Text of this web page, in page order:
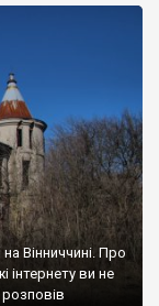
Вінниччині. Про
інтернету ви не
розповів